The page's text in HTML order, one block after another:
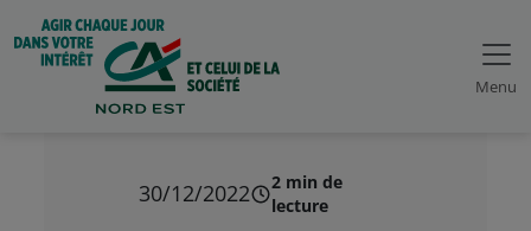
Menu
30/12/2022
2 min de
lecture